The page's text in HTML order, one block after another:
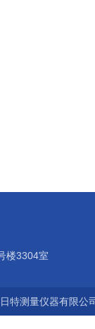
楼3304室
特测量仪器有限